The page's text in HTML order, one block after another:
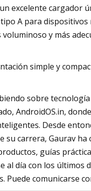
excelente cargador
A para
y más
simple y
sobre
AndroidOS.in,
Desde
su carrera, Gaurav
guías
al día con los
Puede comunicarse